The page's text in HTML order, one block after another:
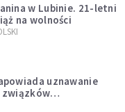
w Lubinie. 21-letni
na wolności
uznawanie
związków
"Państwo oblało ten